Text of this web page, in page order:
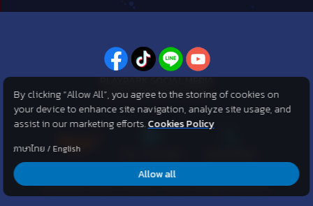
PLAYPARK SOCIAL MEDIA
ไม่พลาดทุกข่าวสารจาก PlayPark
©2007 KOG corporation . All Rights Reserved. ©2012 Asphere
Innovations Public Company Limited. All Rights Reserved.
By clicking “Allow All”, you agree to the storing of cookies on
your device to enhance site navigation, analyze site usage, and
assist in our marketing efforts.Cookies Policy
ภาษาไทย / English
Allow all